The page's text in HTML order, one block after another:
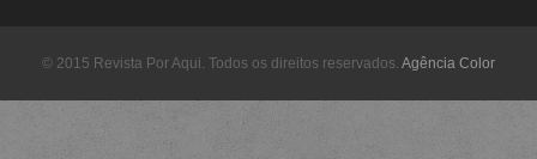
© 2015 Revista Por Aqui. Todos os direitos reservados. Agência Color